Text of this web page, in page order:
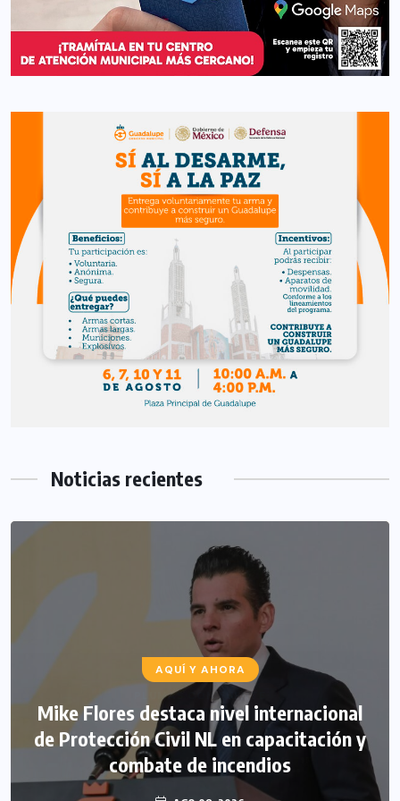
Noticias recientes
AQUÍ Y AHORA
Mike Flores destaca nivel internacional
de Protección Civil NL en capacitación y
combate de incendios
PLUMAS CON FUENTE
Sácale Punta: Confronta el gobernador a
diputados: “ya les gané…”